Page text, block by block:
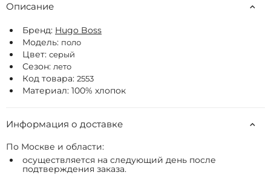
Описание
Бренд: Hugo Boss
Модель: поло
Цвет: серый
Сезон: лето
Код товара: 2553
Материал: 100% хлопок
Информация о доставке
По Москве и области:
осуществляется на следующий день после
подтверждения заказа.